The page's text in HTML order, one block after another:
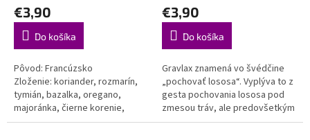
€3,90
Do košíka
Pôvod: Francúzsko
Zloženie: koriander, rozmarín,
tymián, bazalka, oregano,
majoránka, čierne korenie,
cesnak Zmes, ktorá nechýba v
€3,90
Do košíka
Gravlax znamená vo švédčine
„pochovať lososa“. Vyplýva to z
gesta pochovania lososa pod
zmesou tráv, ale predovšetkým
zo skutočnosti, že v stredoveku